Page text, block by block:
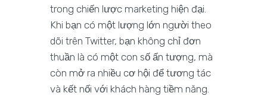
trong chiến lược marketing hiện đại.
Khi bạn có một lượng lớn người theo
dõi trên Twitter, bạn không chỉ đơn
thuần là có một con số ấn tượng, mà
còn mở ra nhiều cơ hội để tương tác
và kết nối với khách hàng tiềm năng.